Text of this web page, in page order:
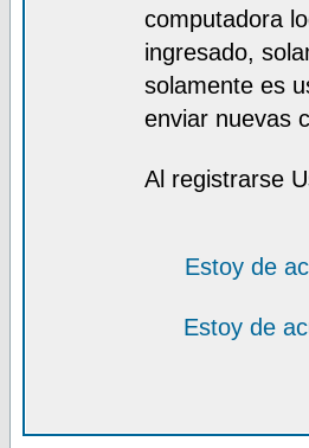
computadora
ingresado,
solamente es
enviar nuevas
Al registrarse
Estoy de
Estoy de